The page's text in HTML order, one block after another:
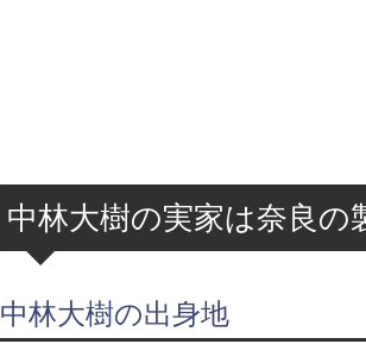
中林大樹の実家は奈良の
中林大樹の出身地